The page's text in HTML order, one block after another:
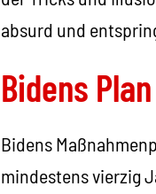
absurd und
Bidens Plan
Bidens
mindestens vierzig